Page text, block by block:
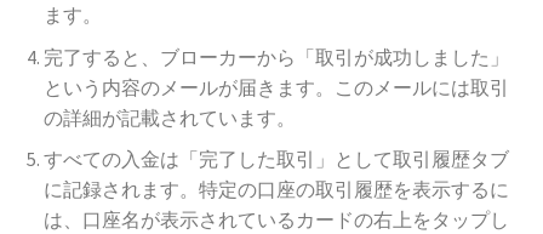
ます。
完了すると、ブローカーから「取引が成功しました」
という内容のメールが届きます。このメールには取引
の詳細が記載されています。
すべての入金は「完了した取引」として取引履歴タブ
に記録されます。特定の口座の取引履歴を表示するに
は、口座名が表示されているカードの右上をタップし